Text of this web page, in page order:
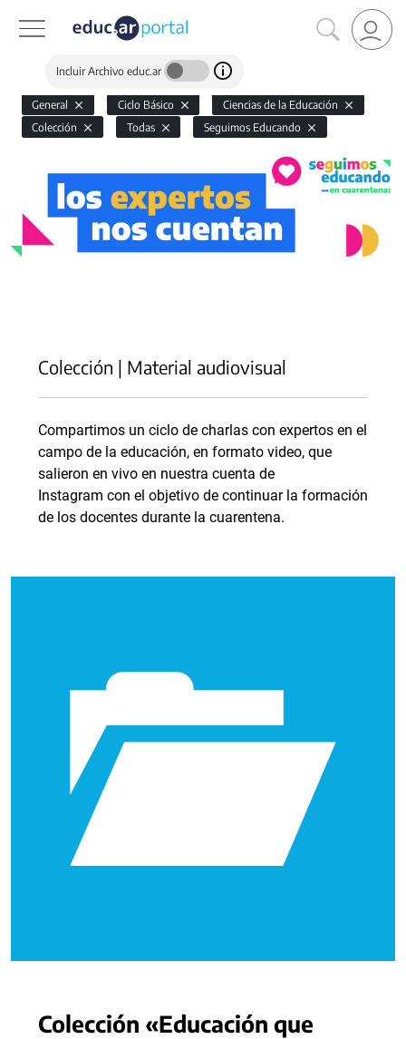
Incluir Archivo educ.ar
General Ciclo Básico
Ciencias de la Educación
Colección
Todas Seguimos Educando
Colección | Material audiovisual
Compartimos un ciclo de charlas con expertos en el
campo de la educación, en formato video, que
salieron en vivo en nuestra cuenta de
Instagram con el objetivo de continuar la formación
de los docentes durante la cuarentena.
Colección «Educación que